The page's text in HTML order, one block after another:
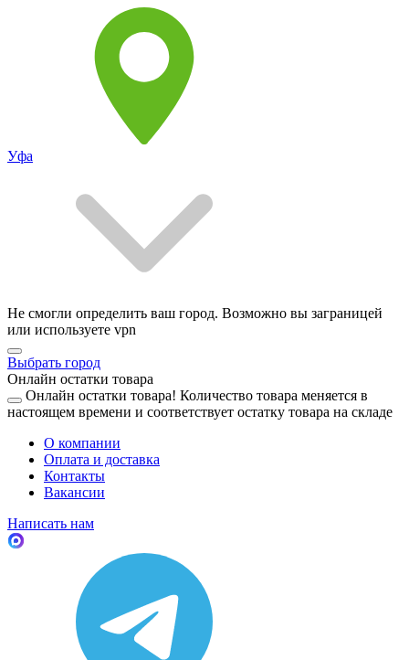
Уфа
Не смогли определить ваш город. Возможно вы заграницей
или используете vpn
Выбрать город
Онлайн остатки товара
Онлайн остатки товара! Количество товара меняется в
настоящем времени и соответствует остатку товара на складе
О компании
Оплата и доставка
Контакты
Вакансии
Написать нам